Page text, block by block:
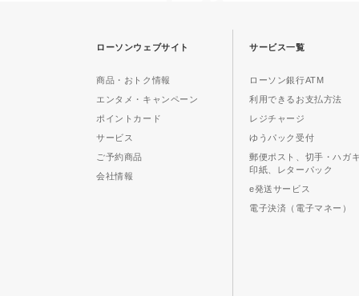
ローソンウェブサイト
商品・おトク情報
エンタメ・キャンペーン
ポイントカード
サービス
ご予約商品
会社情報
サービス一覧
ローソン銀行ATM
利用できるお支払方法
レジチャージ
ゆうパック受付
郵便ポスト、切手・ハガ
印紙、レターパック
e発送サービス
電子決済（電子マネー）